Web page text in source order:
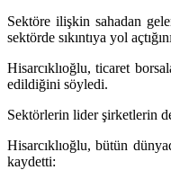
Sektöre ilişkin sahadan
sektörde sıkıntıya yol
Hisarcıklıoğlu, ticaret
edildiğini söyledi.
Sektörlerin lider şirketlerin
Hisarcıklıoğlu, bütün
kaydetti: